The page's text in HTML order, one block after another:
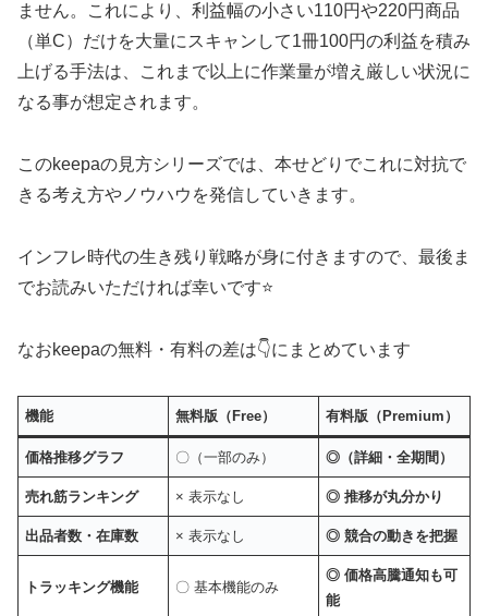
ません。これにより、利益幅の小さい110円や220円商品
（単C）だけを大量にスキャンして1冊100円の利益を積み
上げる手法は、これまで以上に作業量が増え厳しい状況に
なる事が想定されます。
このkeepaの見方シリーズでは、本せどりでこれに対抗で
きる考え方やノウハウを発信していきます。
インフレ時代の生き残り戦略が身に付きますので、最後ま
でお読みいただければ幸いです⭐
なおkeepaの無料・有料の差は👇にまとめています
機能 無料版（Free） 有料版（Premium）
価格推移グラフ 〇（一部のみ） ◎（詳細・全期間）
売れ筋ランキング × 表示なし ◎ 推移が丸分かり
出品者数・在庫数 × 表示なし ◎ 競合の動きを把握
トラッキング機能 〇 基本機能のみ
◎ 価格高騰通知も可
能